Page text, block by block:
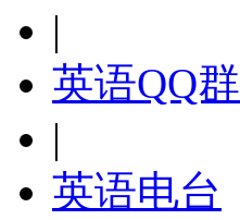
|
英语QQ群
|
英语电台